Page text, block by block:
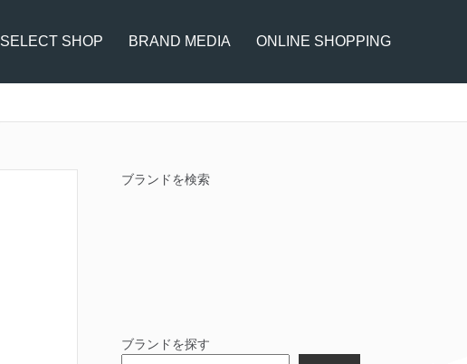
SELECT SHOP BRAND MEDIA ONLINE SHOPPING
ブランドを検索
ブランドを探す